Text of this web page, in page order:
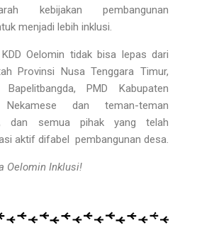
kebijakan pembangunan
menjadi lebih inklusi.
Oelomin tidak bisa lepas dari
Provinsi Nusa Tenggara Timur,
PMD Kabupaten
dan teman-teman
dan semua pihak yang telah
aktif difabel pembangunan desa.
Oelomin Inklusi!